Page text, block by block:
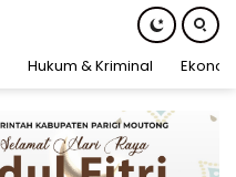
Hukum & Kriminal